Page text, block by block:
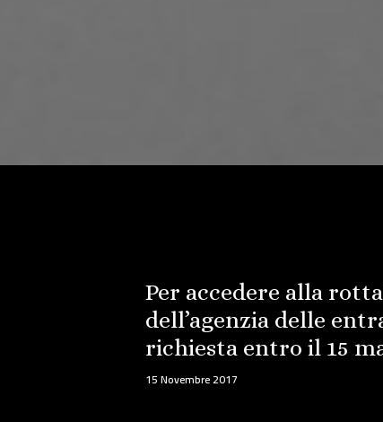
Per accedere alla
dell’agenzia delle
richiesta entro il 15
15 Novembre 2017